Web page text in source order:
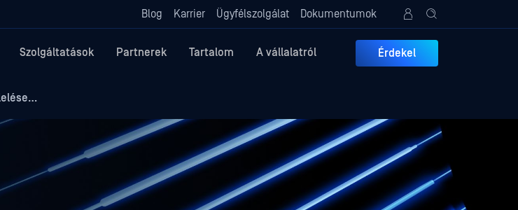
Blog Karrier Ügyfélszolgálat Dokumentumok
Szolgáltatások Partnerek Tartalom A vállalatról Érdekel